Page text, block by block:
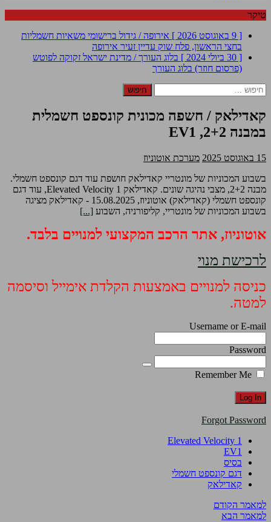
טיקר
[ 9 באוגוסט 2026 ]
אירופה / גידול ברישומי משאיות חשמליות
בחצי הראשון, פלח שוק עדיין זעיר אירופה
[ 30 ביולי 2024 ]
בלוג העורך / מדינת ישראל זקוקה לפוטש
(פרסום חוזר) בלוג העורך
חיפוש:
קאדילאק / חשפה מכונית קונספט חשמלית
במבנה 2+2, EV1
15 באוגוסט 2025
מערכת אוטוניוז
בשבוע המכוניות של מונטריי קאדילאק חושפת עוד דגם קונספט חשמלי.
מבנה 2+2, מצבי נהיגה שונים. קאדילאק Elevated Velocity 1, עוד דגם
קונספט חשמלי (קאדילאק) אוטוניוז, 15.08.2025 - קאדילאק מציגה
בשבוע המכוניות של מונטריי, קליפורניה, השבוע [...]
אוטוניוז, אתר הרכב המקצועי למנויים בלבד.
לרכישת מנוי
כניסה למנויים באמצעות הקלדת אימייל וסיסמה
למטה.
Username or E-mail
Password
Forgot Password
Elevated Velocity 1
EV1
בסיס
דגם קונספט חשמלי
קאדילאק
למאמר הקודם
למאמר הבא